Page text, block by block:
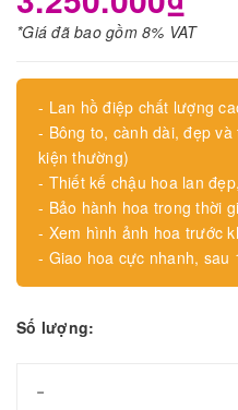
*Giá đã bao gồm 8% VAT
- Lan hồ điệp chất lượng
- Bông to, cành dài, đẹp
kiện thường)
- Thiết kế chậu hoa lan
- Bảo hành hoa trong thời
- Xem hình ảnh hoa trước
- Giao hoa cực nhanh, sau
Số lượng:
-